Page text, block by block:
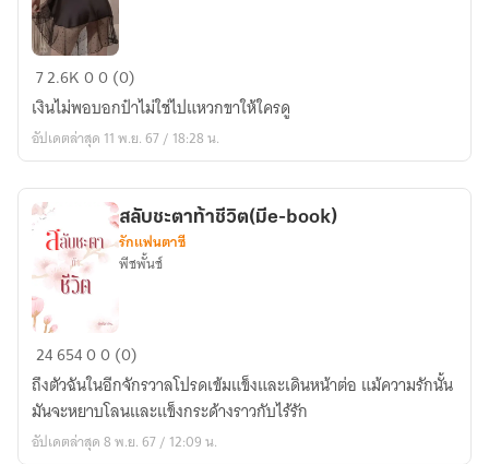
เด็ก
เลี้ยง
สุด
ร่าน
72.6K00 (0)
เงินไม่พอบอกป๋าไม่ใช่ไปแหวกขาให้ใครดู
อัปเดตล่าสุด 11 พ.ย. 67 / 18:28 น.
สลับ
ชะตา
ท้า
ชีวิต(มีe-
book)
สลับชะตาท้าชีวิต(มีe-book)
รักแฟนตาซี
พีชพั้นช์
2465400 (0)
ถึงตัวฉันในอีกจักรวาลโปรดเข้มแข็งและเดินหน้าต่อ แม้ความรักนั้น
มันจะหยาบโลนและแข็งกระด้างราวกับไร้รัก
อัปเดตล่าสุด 8 พ.ย. 67 / 12:09 น.